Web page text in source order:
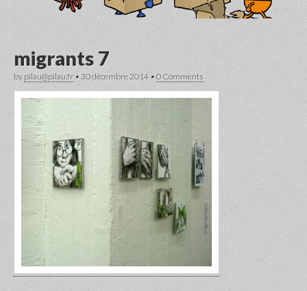
migrants 7
by pilau@pilau.fr • 30 décembre 2014 •0 Comments